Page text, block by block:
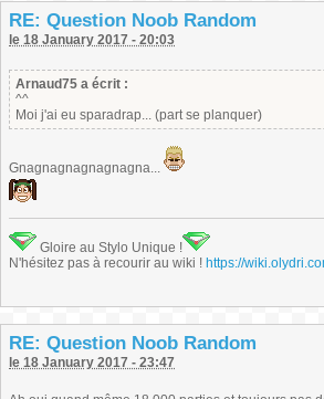
RE: Question Noob Random
le 18 January 2017 - 20:03
Arnaud75 a écrit :
^^
Moi j'ai eu sparadrap... (part se planquer)
Gnagnagnagnagnagna...
Gloire au Stylo Unique !
N'hésitez pas à recourir au wiki ! https://
RE: Question Noob Random
le 18 January 2017 - 23:47